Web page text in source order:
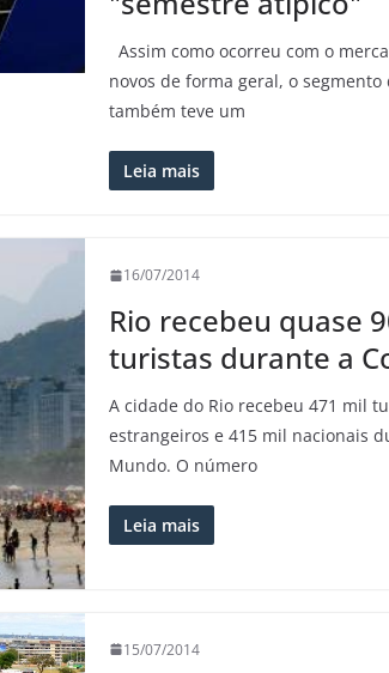
Assim como ocorreu com o
novos de forma geral, o
também teve um
Leia mais
16/07/2014
Rio recebeu quase
turistas durante a
A cidade do Rio recebeu 471 mil
estrangeiros e 415 mil nacionais
Mundo. O número
Leia mais
15/07/2014